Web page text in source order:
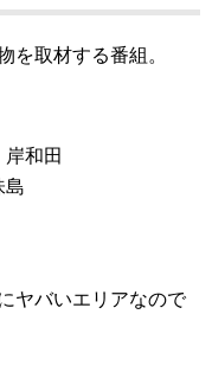
を取材する番組。
和田
島
ヤバいエリアなので